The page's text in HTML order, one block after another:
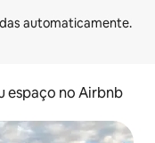
espaço no Airbnb